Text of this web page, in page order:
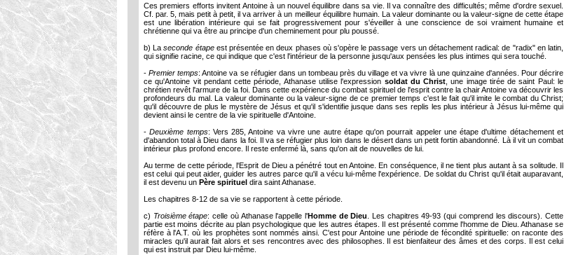
Ces premiers efforts invitent Antoine à un nouvel équilibre dans sa vie. Il va connaître des difficultés; même d'ordre sexuel.
Cf. par. 5, mais petit à petit, il va arriver à un meilleur équilibre humain. La valeur dominante ou la valeur-signe de cette étape
est une libération intérieure qui se fait progressivement pour s'éveiller à une conscience de soi vraiment humaine et
chrétienne qui va être au principe d'un cheminement pour plu poussé.
b) Laseconde étapeest présentée en deux phases où s'opère le passage vers un détachement radical: de "radix" en latin,
qui signifie racine, ce qui indique que c'est l'intérieur de la personne jusqu'aux pensées les plus intimes qui sera touché.
-Premier temps: Antoine va se réfugier dans un tombeau près du village et va vivre là une quinzaine d'années. Pour décrire
ce qu'Antoine vit pendant cette période, Athanase utilise l'expression soldat du Christ , une image tirée de saint Paul: le
chrétien revêt l'armure de la foi. Dans cette expérience du combat spirituel de l'esprit contre la chair Antoine va découvrir les
profondeurs du mal. La valeur dominante ou la valeur-signe de ce premier temps c'est le fait qu'il imite le combat du Christ;
qu'il découvre de plus le mystère de Jésus et qu'il s'identifie jusque dans ses replis les plus intérieur à Jésus lui-même qui
devient ainsi le centre de la vie spirituelle d'Antoine.
-Deuxième temps: Vers 285, Antoine va vivre une autre étape qu'on pourrait appeler une étape d'ultime détachement et
d'abandon total à Dieu dans la foi. Il va se réfugier plus loin dans le désert dans un petit fortin abandonné. Là il vit un combat
intérieur plus profond encore. Il reste enfermé là, sans qu'on ait de nouvelles de lui.
Au terme de cette période, l'Esprit de Dieu a pénétré tout en Antoine. En conséquence, il ne tient plus autant à sa solitude. Il
est celui qui peut aider, guider les autres parce qu'il a vécu lui-même l'expérience. De soldat du Christ qu'il était auparavant,
il est devenu un Père spirituel dira saint Athanase.
Les chapitres 8-12 de sa vie se rapportent à cette période.
c) Troisième étape: celle où Athanase l'appelle l'Homme de Dieu
. Les chapitres 49-93 (qui comprend les discours). Cette
partie est moins décrite au plan psychologique que les autres étapes. Il est présenté comme l'homme de Dieu. Athanase se
réfère à l'A.T. où les prophètes sont nommés ainsi. C'est pour Antoine une période de fécondité spirituelle: on raconte des
miracles qu'il aurait fait alors et ses rencontres avec des philosophes. Il est bienfaiteur des âmes et des corps. Il est celui
qui est instruit par Dieu lui-même.